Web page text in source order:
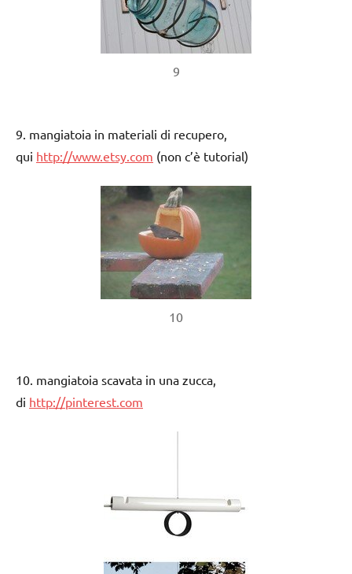
9
9. mangiatoia in materiali di recupero,
qui http://www.etsy.com (non c’è tutorial)
10
10. mangiatoia scavata in una zucca,
di http://pinterest.com